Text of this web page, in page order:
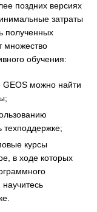
поздних версиях
затраты
полученных
множество
обучения:
можно найти
техподдержке;
курсы
в ходе которых